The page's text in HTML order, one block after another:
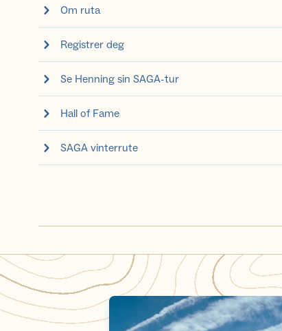
Om ruta
Registrer deg
Se Henning sin SAGA-tur
Hall of Fame
SAGA vinterrute
Min SAGA - Fem ungdommer på tur